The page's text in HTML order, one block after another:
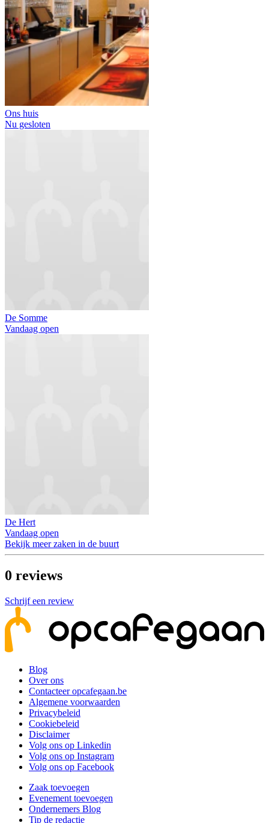
Ons huis
Nu gesloten
De Somme
Vandaag open
De Hert
Vandaag open
Bekijk meer zaken in de buurt
0 reviews
Schrijf een review
Blog
Over ons
Contacteer opcafegaan.be
Algemene voorwaarden
Privacybeleid
Cookiebeleid
Disclaimer
Volg ons op Linkedin
Volg ons op Instagram
Volg ons op Facebook
Zaak toevoegen
Evenement toevoegen
Ondernemers Blog
Tip de redactie